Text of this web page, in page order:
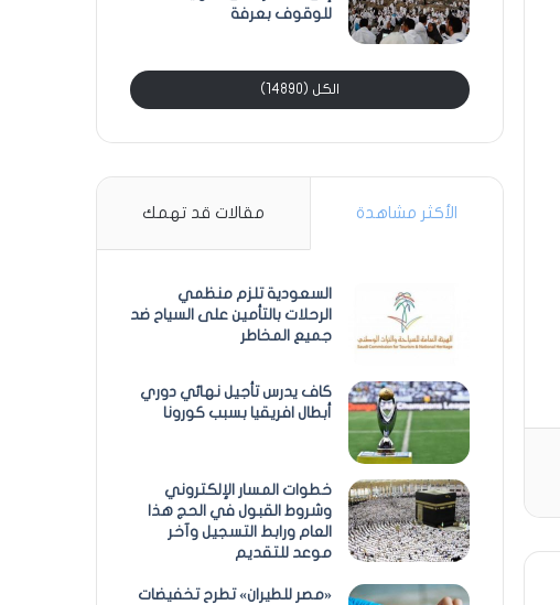
للوقوف بعرفة
الكل (14890)
الأكثر مشاهدة مقالات قد تهمك
السعودية تلزم منظمي
الرحلات بالتأمين على السياح ضد
جميع المخاطر
كاف يدرس تأجيل نهائي دوري
أبطال افريقيا بسبب كورونا
خطوات المسار الإلكتروني
وشروط القبول في الحج هذا
العام ورابط التسجيل وآخر
موعد للتقديم
«مصر للطيران» تطرح تخفيضات